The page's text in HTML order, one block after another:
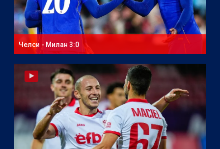
Челси - Милан 3:0